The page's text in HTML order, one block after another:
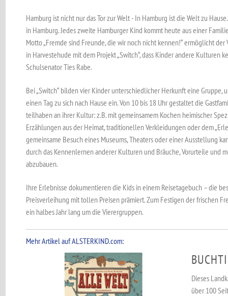
Hamburg ist nicht nur das Tor zur Welt - In Hamburg ist die Welt zu
in Hamburg. Jedes zweite Hamburger Kind kommt heute aus einer
Motto „Fremde sind Freunde, die wir noch nicht kennen!“ ermöglicht der
in Harvestehude mit dem Projekt „Switch“, dass Kinder andere Kulturen
Schulsenator Ties Rabe.
Bei „Switch“ bilden vier Kinder unterschiedlicher Herkunft eine Gruppe,
einen Tag zu sich nach Hause ein. Von 10 bis 18 Uhr gestaltet die
teilhaben an ihrer Kultur: z.B. mit gemeinsamem Kochen heimischer
Erzählungen aus der Heimat, traditionellen Verkleidungen oder dem
gemeinsame Besuch eines Museums, Theaters oder einer Ausstellung
durch das Kennenlernen anderer Kulturen und Bräuche, Vorurteile und
abzubauen.
Ihre Erlebnisse dokumentieren die Kids in einem Reisetagebuch – die
Preisverleihung mit tollen Preisen prämiert. Zum Festigen der frischen
ein halbes Jahr lang um die Vierergruppen.
Mehr Artikel auf ALSTERKIND.com:
Dieses
über 100